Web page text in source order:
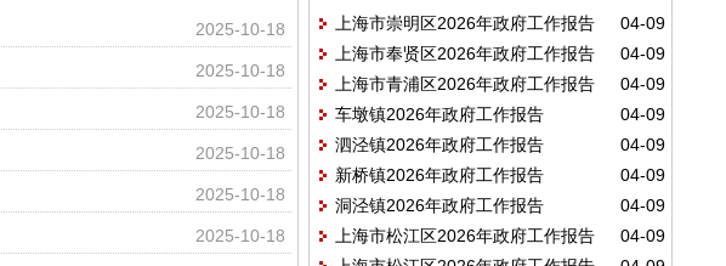
2025-10-18
2025-10-18
2025-10-18
2025-10-18
2025-10-18
2025-10-18
04-09
上海市崇明区2026年政府工作报告
04-09
上海市奉贤区2026年政府工作报告
04-09
上海市青浦区2026年政府工作报告
04-09
车墩镇2026年政府工作报告
04-09
泗泾镇2026年政府工作报告
04-09
新桥镇2026年政府工作报告
04-09
洞泾镇2026年政府工作报告
04-09
上海市松江区2026年政府工作报告